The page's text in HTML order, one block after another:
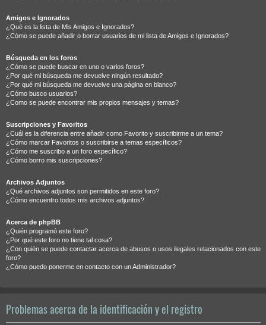
Amigos e Ignorados
¿Qué es la lista de Mis Amigos e Ignorados?
¿Cómo se puede añadir o borrar usuarios de mi lista de Amigos e Ignorados?
Búsqueda en los foros
¿Cómo se puede buscar en uno o varios foros?
¿Por qué mi búsqueda me devuelve ningún resultado?
¿Por qué mi búsqueda me devuelve una página en blanco?
¿Cómo busco usuarios?
¿Como se puede encontrar mis propios mensajes y temas?
Suscripciones y Favoritos
¿Cuál es la diferencia entre añadir como Favorito y suscribirme a un tema?
¿Cómo marcar Favoritos o suscribirse a temas específicos?
¿Cómo me suscribo a un foro específico?
¿Cómo borro mis suscripciones?
Archivos Adjuntos
¿Qué archivos adjuntos son permitidos en este foro?
¿Cómo encuentro todos mis archivos adjuntos?
Acerca de phpBB
¿Quién programó este foro?
¿Por qué este foro no tiene tal cosa?
¿Con quién se puede contactar acerca de abusos o usos ilegales relacionados con este
foro?
¿Cómo puedo ponerme en contacto con un Administrador?
Problemas acerca de la identificación y el registro